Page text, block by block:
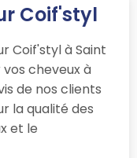
Coif'styl
Coif'styl à Saint
cheveux à
de nos clients
la qualité des
et le